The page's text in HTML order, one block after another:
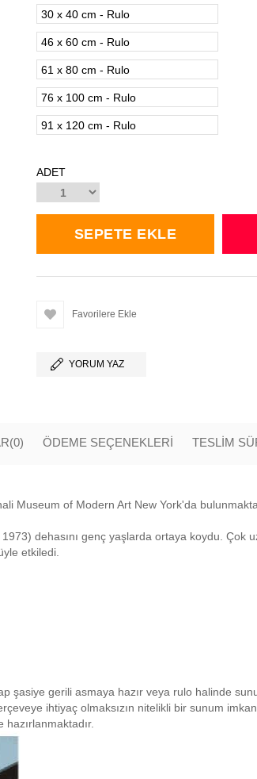
30 x 40 cm - Rulo
46 x 60 cm - Rulo
61 x 80 cm - Rulo
76 x 100 cm - Rulo
91 x 120 cm - Rulo
ADET
Favorilere Ekle
YORUM YAZ
(0) ÖDEME SEÇENEKLERI TESLİM
Museum of Modern Art New York'da
dehasını genç yaşlarda ortaya koydu. Çok
etkiledi.
şasiye gerili asmaya hazır veya rulo halinde
ihtiyaç olmaksızın nitelikli bir sunum